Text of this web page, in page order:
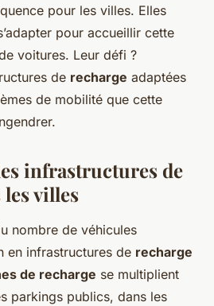
pour les villes. Elles
pour accueillir cette
voitures. Leur défi ?
de recharge adaptées
de mobilité que cette
infrastructures de
villes
nombre de véhicules
en infrastructures de recharge
de recharge se multiplient
parkings publics, dans les